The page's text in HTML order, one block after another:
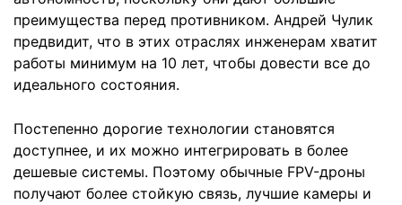
преимущества перед противником. Андрей Чулик
предвидит, что в этих отраслях инженерам хватит
работы минимум на 10 лет, чтобы довести все до
идеального состояния.
Постепенно дорогие технологии становятся
доступнее, и их можно интегрировать в более
дешевые системы. Поэтому обычные FPV-дроны
получают более стойкую связь, лучшие камеры и